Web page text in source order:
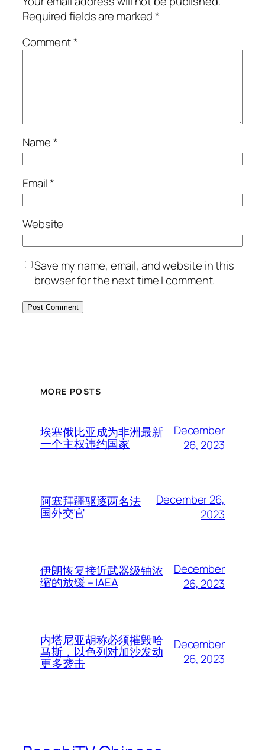
Required fields are marked*
Comment*
Name*
Email*
Website
Save my name, email, and website in this
browser for the next time I comment.
MORE POSTS
埃塞俄比亚成为非洲最新
一个主权违约国家
December
26, 2023
阿塞拜疆驱逐两名法
国外交官
December 26,
2023
伊朗恢复接近武器级铀浓
缩的放缓 – IAEA
December
26, 2023
内塔尼亚胡称必须摧毁哈
马斯，以色列对加沙发动
更多袭击
December
26, 2023